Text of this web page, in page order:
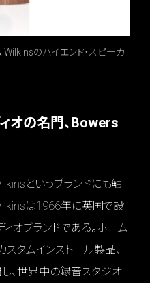
のハイエンド・スピーカ
オの名門、Bowers
というブランドにも触
は1966年に英国で設
オブランドである。ホーム
スタムインストール製品、
、世界中の録音スタジオ